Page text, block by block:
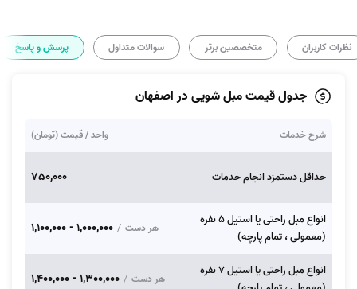
نظرات کاربران متخصصین برتر سوالات متداول پرسش و پاسخ
جدول قیمت مبل شویی در اصفهان
شرح خدمات واحد / قیمت (تومان)
حداقل دستمزد انجام خدمات 750,000
انواع مبل راحتی یا استیل 5 نفره
(معمولی ، تمام پارچه)
هر دست /
1,000,000 - 1,100,000
انواع مبل راحتی یا استیل 7 نفره
هر دست /
1,300,000 - 1,400,000